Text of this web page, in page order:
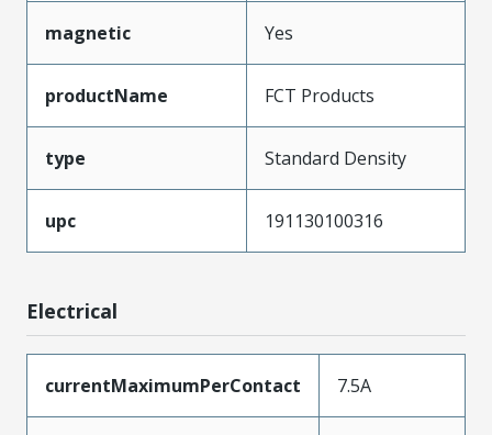
magnetic Yes
productName FCT Products
type Standard Density
upc 191130100316
Electrical
currentMaximumPerContact 7.5A